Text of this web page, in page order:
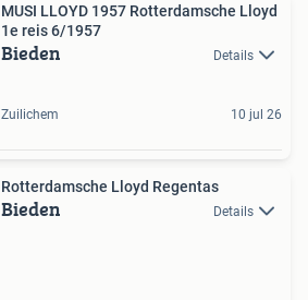
MUSI LLOYD 1957 Rotterdamsche Lloyd
1e reis 6/1957
Bieden Details
Zuilichem 10 jul 26
Rotterdamsche Lloyd Regentas
Bieden Details